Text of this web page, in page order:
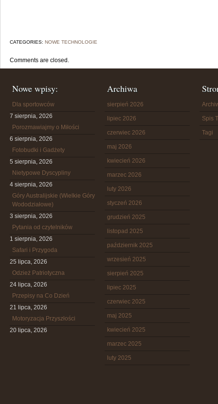
CATEGORIES: NOWE TECHNOLOGIE
Comments are closed.
Nowe wpisy:
Dla sportowców
7 sierpnia, 2026
Porozmawiajmy o Miłości
6 sierpnia, 2026
Fotobudki i Gadżety
5 sierpnia, 2026
Nietypowe Dyscypliny
4 sierpnia, 2026
Góry Australijskie (Wielkie Góry
Wododziałowe)
3 sierpnia, 2026
Pytania od czytelników
1 sierpnia, 2026
Safari i Przygoda
25 lipca, 2026
Odzież Patriotyczna
24 lipca, 2026
Przepisy na Co Dzień
21 lipca, 2026
Motoryzacja Przyszłości
20 lipca, 2026
Archiwa
sierpień 2026
lipiec 2026
czerwiec 2026
maj 2026
kwiecień 2026
marzec 2026
luty 2026
styczeń 2026
grudzień 2025
listopad 2025
październik 2025
wrzesień 2025
sierpień 2025
lipiec 2025
czerwiec 2025
maj 2025
kwiecień 2025
marzec 2025
luty 2025
Spis
Tagi